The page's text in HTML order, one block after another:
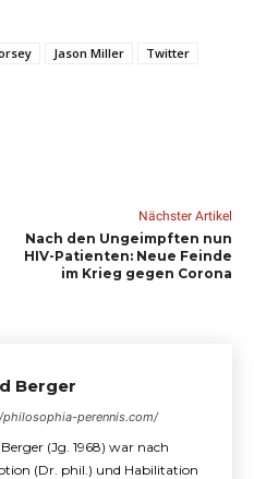
Jason Miller Twitter
Nächster Artikel
Nach den Ungeimpften nun
HIV-Patienten: Neue Feinde
im Krieg gegen Corona
Berger
perennis.com/
(Jg. 1968) war nach
(Dr. phil.) und Habilitation